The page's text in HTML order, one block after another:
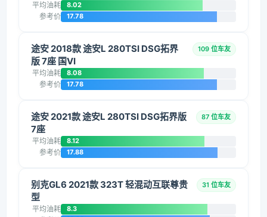
平均油耗 8.02
参考价 17.78
途安 2018款 途安L 280TSI DSG拓界
版 7座 国VI
109 位车友
平均油耗 8.08
参考价 17.78
途安 2021款 途安L 280TSI DSG拓界版
7座
87 位车友
平均油耗 8.12
参考价 17.88
别克GL6 2021款 323T 轻混动互联尊贵
型
31 位车友
平均油耗 8.3